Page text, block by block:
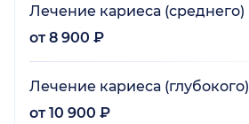
Лечение кариеса (среднего)
от 8 900 ₽
Лечение кариеса (глубокого)
от 10 900 ₽